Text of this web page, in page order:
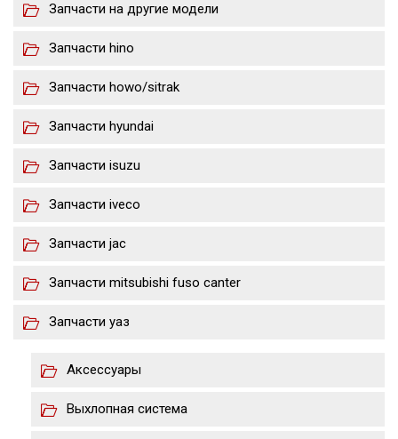
Запчасти на другие модели
Запчасти hino
Запчасти howo/sitrak
Запчасти hyundai
Запчасти isuzu
Запчасти iveco
Запчасти jac
Запчасти mitsubishi fuso canter
Запчасти уаз
Аксессуары
Выхлопная система